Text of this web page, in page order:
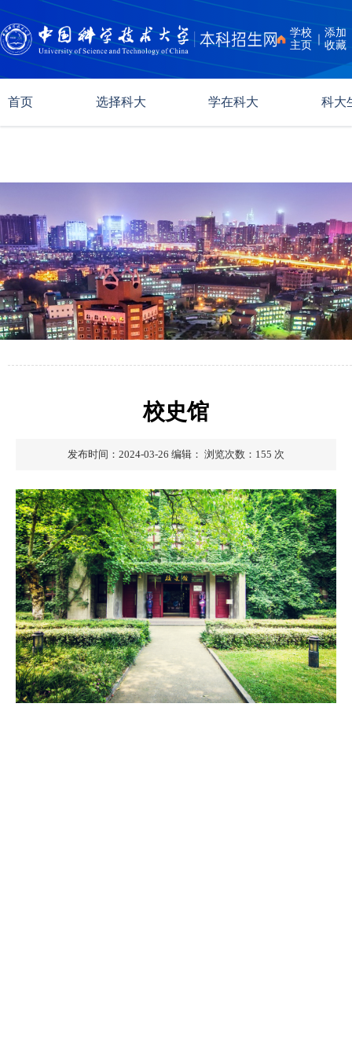
学校
主页
添加
收藏
首页 选择科大 学在科大 科大
校史馆
发布时间：2024-03-26 编辑： 浏览次数： 155 次